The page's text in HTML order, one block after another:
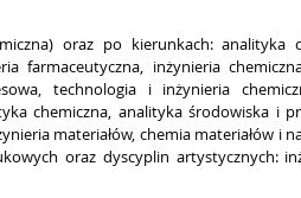
oraz po kierunkach: analityka
farmaceutyczna, inżynieria
technologia i inżynieria
chemiczna, analityka środowiska i
materiałów, chemia materiałów
oraz dyscyplin artystycznych: